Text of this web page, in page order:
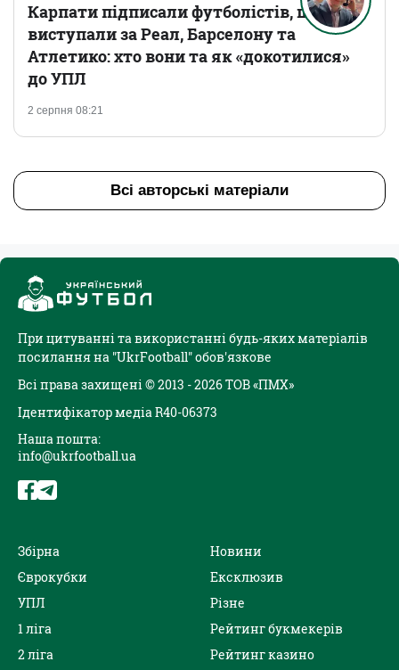
2 серпня 08:21
Карпати підписали футболістів, що
виступали за Реал, Барселону та
Атлетико: хто вони та як «докотилися»
до УПЛ
Всі авторські матеріали
При цитуванні та використанні будь-яких матеріалів
посилання на "UkrFootball" обов'язкове
Всі права захищені © 2013 - 2026 ТОВ «ПМХ»
Ідентифікатор медіа R40-06373
Наша пошта:
info@ukrfootball.ua
Збірна
Єврокубки
УПЛ
1 ліга
2 ліга
Новини
Ексклюзив
Різне
Рейтинг букмекерів
Рейтинг казино